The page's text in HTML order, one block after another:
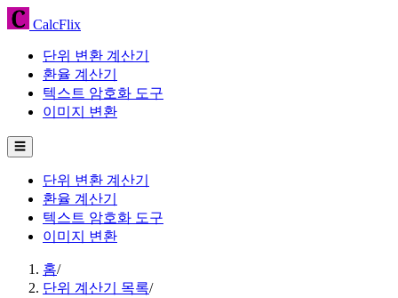
CalcFlix
단위 변환 계산기
환율 계산기
텍스트 암호화 도구
이미지 변환
☰
단위 변환 계산기
환율 계산기
텍스트 암호화 도구
이미지 변환
홈/
단위 계산기 목록/